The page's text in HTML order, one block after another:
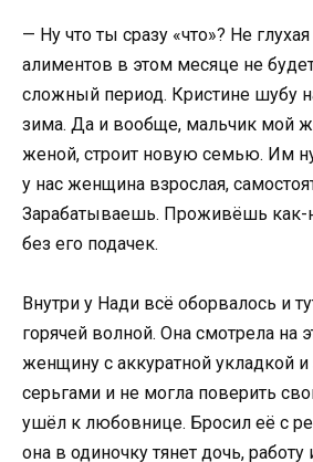
— Ну что ты сразу «что»? Не
алиментов в этом месяце не
сложный период. Кристине шубу
зима. Да и вообще, мальчик мой
женой, строит новую семью. Им
у нас женщина взрослая,
Зарабатываешь. Проживёшь как-
без его подачек.
Внутри у Нади всё оборвалось и
горячей волной. Она смотрела на
женщину с аккуратной укладкой
серьгами и не могла поверить
ушёл к любовнице. Бросил её с
она в одиночку тянет дочь,